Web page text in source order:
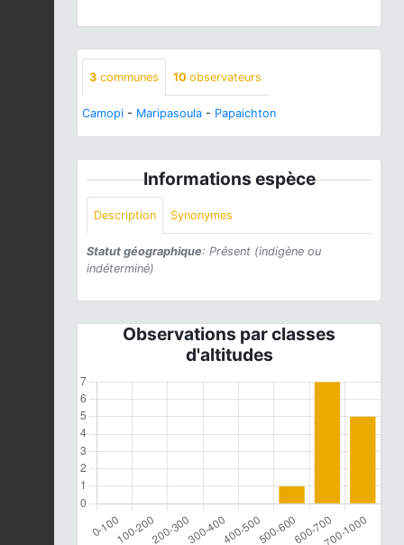
3 communes 10 observateurs
Camopi - Maripasoula - Papaichton
Informations espèce
Description Synonymes
Statut géographique: Présent (indigène ou
indéterminé)
Observations par classes
d'altitudes